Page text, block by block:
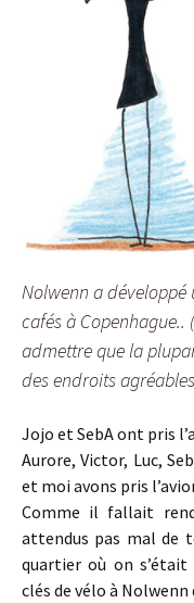
Nolwenn a développé
cafés à Copenhague..
admettre que la
des endroits
Jojo et SebA ont pris
Aurore, Victor, Luc,
et moi avons pris
Comme il fallait
attendus pas mal de
quartier où on s’était
clés de vélo à